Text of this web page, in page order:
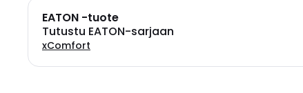
EATON -tuote
Tutustu EATON-sarjaan
xComfort